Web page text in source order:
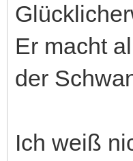
Er macht
der
Ich weiß